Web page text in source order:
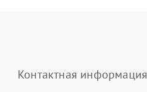
Контактная информация